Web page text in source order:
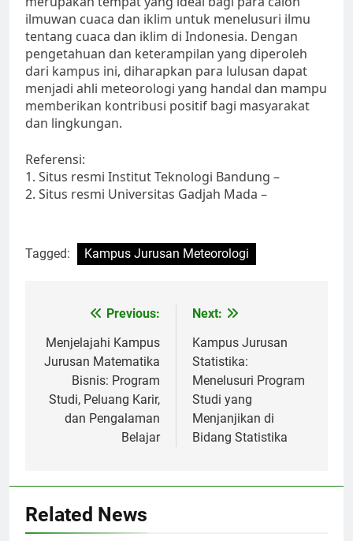
ilmuwan cuaca dan iklim untuk menelusuri ilmu
tentang cuaca dan iklim di Indonesia. Dengan
pengetahuan dan keterampilan yang diperoleh
dari kampus ini, diharapkan para lulusan dapat
menjadi ahli meteorologi yang handal dan mampu
memberikan kontribusi positif bagi masyarakat
dan lingkungan.
Referensi:
1. Situs resmi Institut Teknologi Bandung –
2. Situs resmi Universitas Gadjah Mada –
Tagged: Kampus Jurusan Meteorologi
navigation
Previous:
Menjelajahi Kampus
Jurusan Matematika
Bisnis: Program
Studi, Peluang Karir,
dan Pengalaman
Belajar
Next:
Kampus Jurusan
Statistika:
Menelusuri Program
Studi yang
Menjanjikan di
Bidang Statistika
Related News